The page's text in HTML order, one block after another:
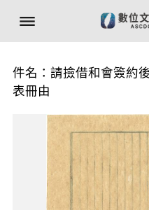
件名：請撿借和會簽約
表冊由